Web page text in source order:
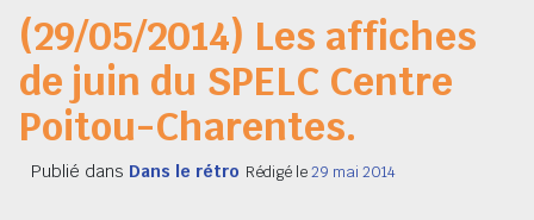
(29/05/2014) Les affiches
de juin du SPELC Centre
Poitou-Charentes.
Publié dans Dans le rétro Rédigé le29 mai 2014